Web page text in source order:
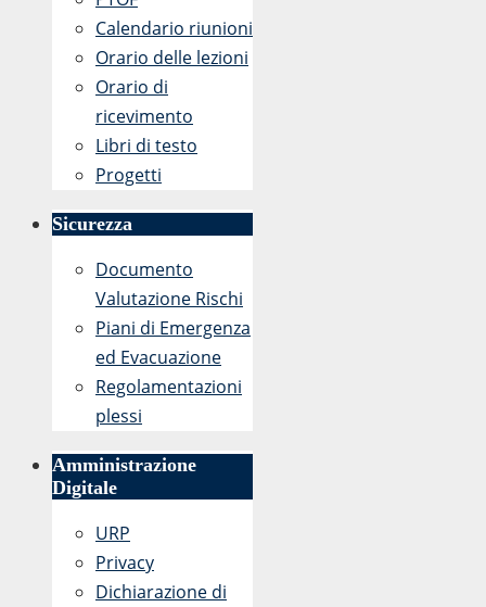
Calendario riunioni
Orario delle lezioni
Orario di
ricevimento
Libri di testo
Progetti
Sicurezza
Documento
Valutazione Rischi
Piani di Emergenza
ed Evacuazione
Regolamentazioni
plessi
Amministrazione
Digitale
URP
Privacy
Dichiarazione di